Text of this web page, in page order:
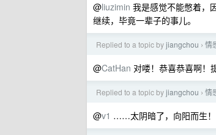
@liuzimin 我是感觉不能憋着，
继续，毕竟一辈子的事儿。
Replied to a topic byjiangchou › 情
@CatHan 对喽！恭喜恭喜啊！
Replied to a topic byjiangchou › 情
@v1 ……太阴暗了，向阳而生！